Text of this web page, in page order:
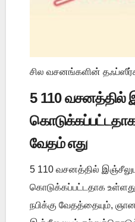
சில வசனங்களின்
5 110 வசனத்தில்
வேதம் எது
5 110 வசனத்தில்
கொடுக்கப்பட்டதாக
நபிக்கு வேதத்தையும்,